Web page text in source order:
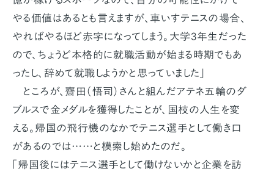
やる価値はあるとも言えますが、車いすテニスの場合、
やればやるほど赤字になってしまう。大学3年生だった
ので、ちょうど本格的に就職活動が始まる時期でもあ
ったし、辞めて就職しようかと思っていました」
ところが、齋田（悟司）さんと組んだアテネ五輪のダ
ブルスで金メダルを獲得したことが、国枝の人生を変
える。帰国の飛行機のなかでテニス選手として働き口
があるのでは……と模索し始めたのだ。
「帰国後にはテニス選手として働けないかと企業を訪